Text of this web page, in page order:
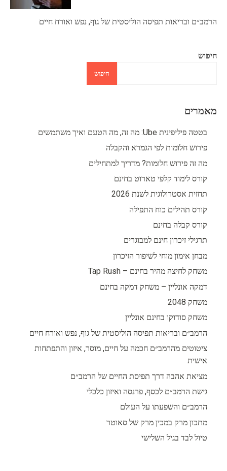
הרמב״ם ובריאות תפיסה הוליסטית של גוף, נפש ואורח חיים
חיפוש
חיפוש
מאמרים
בטטה פיליפינית Ube: מה זה, מה הטעם ואיך משתמשים
פירוש חלומות לפי הגמרא והקבלה
מה זה פירוש חלומות? מדריך למתחילים
קורס לימוד קלפי טארוט בחינם
תחזית אסטרולוגית לשנת 2026
קורס תהילים כוח התפילה
קורס קבלה בחינם
תרגילי זיכרון חינם למבוגרים
מבחן אימון מוחי לשיפור הזיכרון
משחק לחיצה מהיר בחינם – Tap Rush
דמקה אונליין – משחק דמקה בחינם
משחק 2048
משחק סודוקו בחינם אונליין
הרמב״ם ובריאות תפיסה הוליסטית של גוף, נפש ואורח חיים
ציטוטים מהרמב״ם חכמה על חיים, מוסר, איזון והתפתחות
אישית
מציאת אהבה דרך תפיסת החיים של הרמב״ם
גישת הרמב״ם לכסף, פרנסה ואיזון כלכלי
הרמב״ם והשפעתו על העולם
מתכון מרק במכין מרק של סאוטר
טיול לבד בגיל השלישי